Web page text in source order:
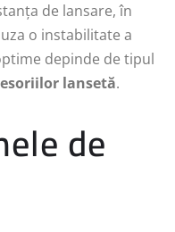
de lansare, în
o instabilitate a
depinde de tipul
lansetă.
de